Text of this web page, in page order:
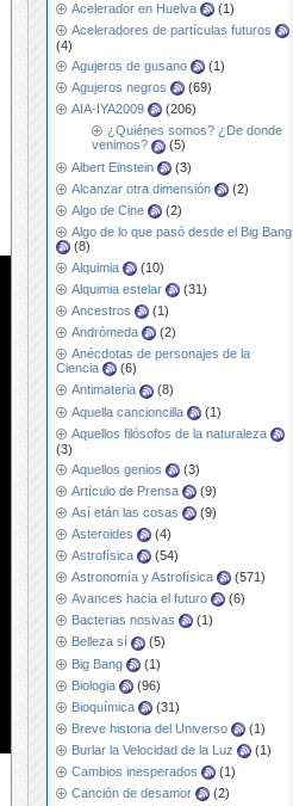
Acelerador en Huelva
(1)
Aceleradores de partículas futuros
(4)
Agujeros de gusano
(1)
Agujeros negros
(69)
AIA-IYA2009
(206)
¿Quiénes somos? ¿De donde
venimos?
(5)
Albert Einstein
(3)
Alcanzar otra dimensión
(2)
Algo de Cine
(2)
Algo de lo que pasó desde el Big Bang
(8)
Alquimia
(10)
Alquimia estelar
(31)
Ancestros
(1)
Andrómeda
(2)
Anécdotas de personajes de la
Ciencia
(6)
Antimateria
(8)
Aquella cancioncilla
(1)
Aquellos filósofos de la naturaleza
(3)
Aquellos genios
(3)
Artículo de Prensa
(9)
Así etán las cosas
(9)
Asteroides
(4)
Astrofísica
(54)
Astronomía y Astrofísica
(571)
Avances hacia el futuro
(6)
Bacterias nosivas
(1)
Belleza sí
(5)
Big Bang
(1)
Biologia
(96)
Bioquímica
(31)
Breve historia del Universo
(1)
Burlar la Velocidad de la Luz
(1)
Cambios inesperados
(1)
Canción de desamor
(2)